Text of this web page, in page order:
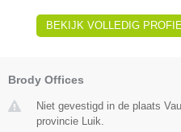
BEKIJK VOLLEDIG
Brody Offices
Niet gevestigd in de plaats
provincie Luik.